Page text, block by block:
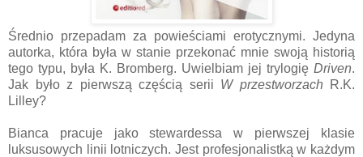
Średnio przepadam za powieściami erotycznymi. Jedyna
autorka, która była w stanie przekonać mnie swoją historią
tego typu, była K. Bromberg. Uwielbiam jej trylogię Driven.
Jak było z pierwszą częścią serii W przestworzach R.K.
Lilley?
Bianca pracuje jako stewardessa w pierwszej klasie
luksusowych linii lotniczych. Jest profesjonalistką w każdym